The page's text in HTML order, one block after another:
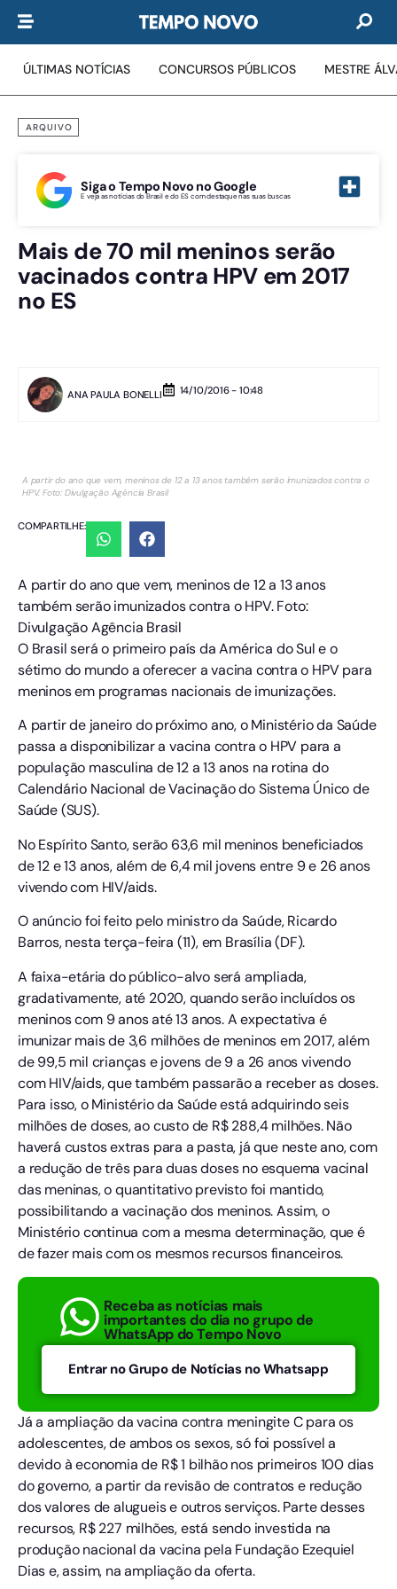
ÚLTIMAS NOTÍCIAS CONCURSOS PÚBLICOS MESTRE
ARQUIVO
Siga o Tempo Novo no Google
E veja as notícias do Brasil e do ES com destaque nas suas buscas
Mais de 70 mil meninos serão
vacinados contra HPV em 2017
no ES
ANA PAULA BONELLI 14/10/2016 - 10:48
A partir do ano que vem, meninos de 12 a 13 anos também serão imunizados contra o
HPV. Foto: Divulgação Agência Brasil
COMPARTILHE:
A partir do ano que vem, meninos de 12 a 13 anos
também serão imunizados contra o HPV. Foto:
Divulgação Agência Brasil
O Brasil será o primeiro país da América do Sul e o
sétimo do mundo a oferecer a vacina contra o HPV para
meninos em programas nacionais de imunizações.
A partir de janeiro do próximo ano, o Ministério da Saúde
passa a disponibilizar a vacina contra o HPV para a
população masculina de 12 a 13 anos na rotina do
Calendário Nacional de Vacinação do Sistema Único de
Saúde (SUS).
No Espírito Santo, serão 63,6 mil meninos beneficiados
de 12 e 13 anos, além de 6,4 mil jovens entre 9 e 26 anos
vivendo com HIV/aids.
O anúncio foi feito pelo ministro da Saúde, Ricardo
Barros, nesta terça-feira (11), em Brasília (DF).
A faixa-etária do público-alvo será ampliada,
gradativamente, até 2020, quando serão incluídos os
meninos com 9 anos até 13 anos. A expectativa é
imunizar mais de 3,6 milhões de meninos em 2017, além
de 99,5 mil crianças e jovens de 9 a 26 anos vivendo
com HIV/aids, que também passarão a receber as doses.
Para isso, o Ministério da Saúde está adquirindo seis
milhões de doses, ao custo de R$ 288,4 milhões. Não
haverá custos extras para a pasta, já que neste ano, com
a redução de três para duas doses no esquema vacinal
das meninas, o quantitativo previsto foi mantido,
possibilitando a vacinação dos meninos. Assim, o
Ministério continua com a mesma determinação, que é
de fazer mais com os mesmos recursos financeiros.
Receba as notícias mais
importantes do dia no grupo de
WhatsApp do Tempo Novo
Entrar no Grupo de Notícias no Whatsapp
Já a ampliação da vacina contra meningite C para os
adolescentes, de ambos os sexos, só foi possível a
devido à economia de R$ 1 bilhão nos primeiros 100 dias
do governo, a partir da revisão de contratos e redução
dos valores de alugueis e outros serviços. Parte desses
recursos, R$ 227 milhões, está sendo investida na
produção nacional da vacina pela Fundação Ezequiel
Dias e, assim, na ampliação da oferta.